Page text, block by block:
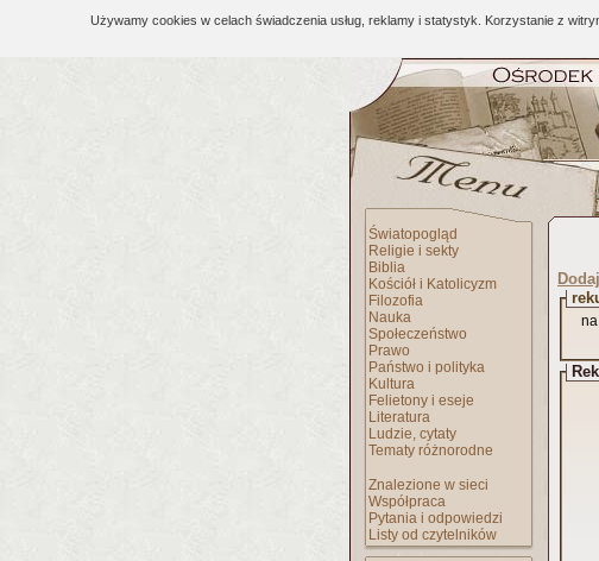
Używamy cookies w celach świadczenia usług, reklamy i statystyk. Korzystanie z
Światopogląd
Religie i sekty
Biblia
Kościół i Katolicyzm
Filozofia
Nauka
Społeczeństwo
Prawo
Państwo i polityka
Kultura
Felietony i eseje
Literatura
Ludzie, cytaty
Tematy różnorodne
Znalezione w sieci
Współpraca
Pytania i odpowiedzi
Listy od czytelników